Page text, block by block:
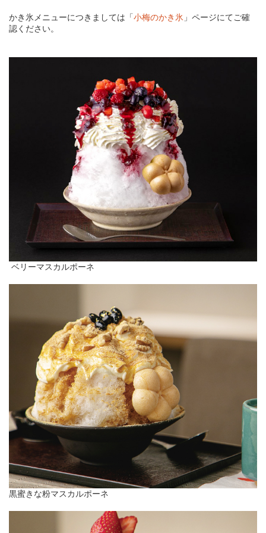
かき氷メニューにつきましては「小梅のかき氷 」ページにてご確
認ください。
ベリーマスカルポーネ
黒蜜きな粉マスカルポーネ